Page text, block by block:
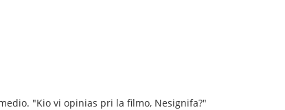
"Kio vi opinias pri la filmo, Nesignifa?"